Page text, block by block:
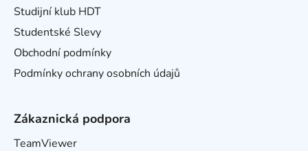
Studijní klub HDT
Studentské Slevy
Obchodní podmínky
Podmínky ochrany osobních údajů
Zákaznická podpora
TeamViewer